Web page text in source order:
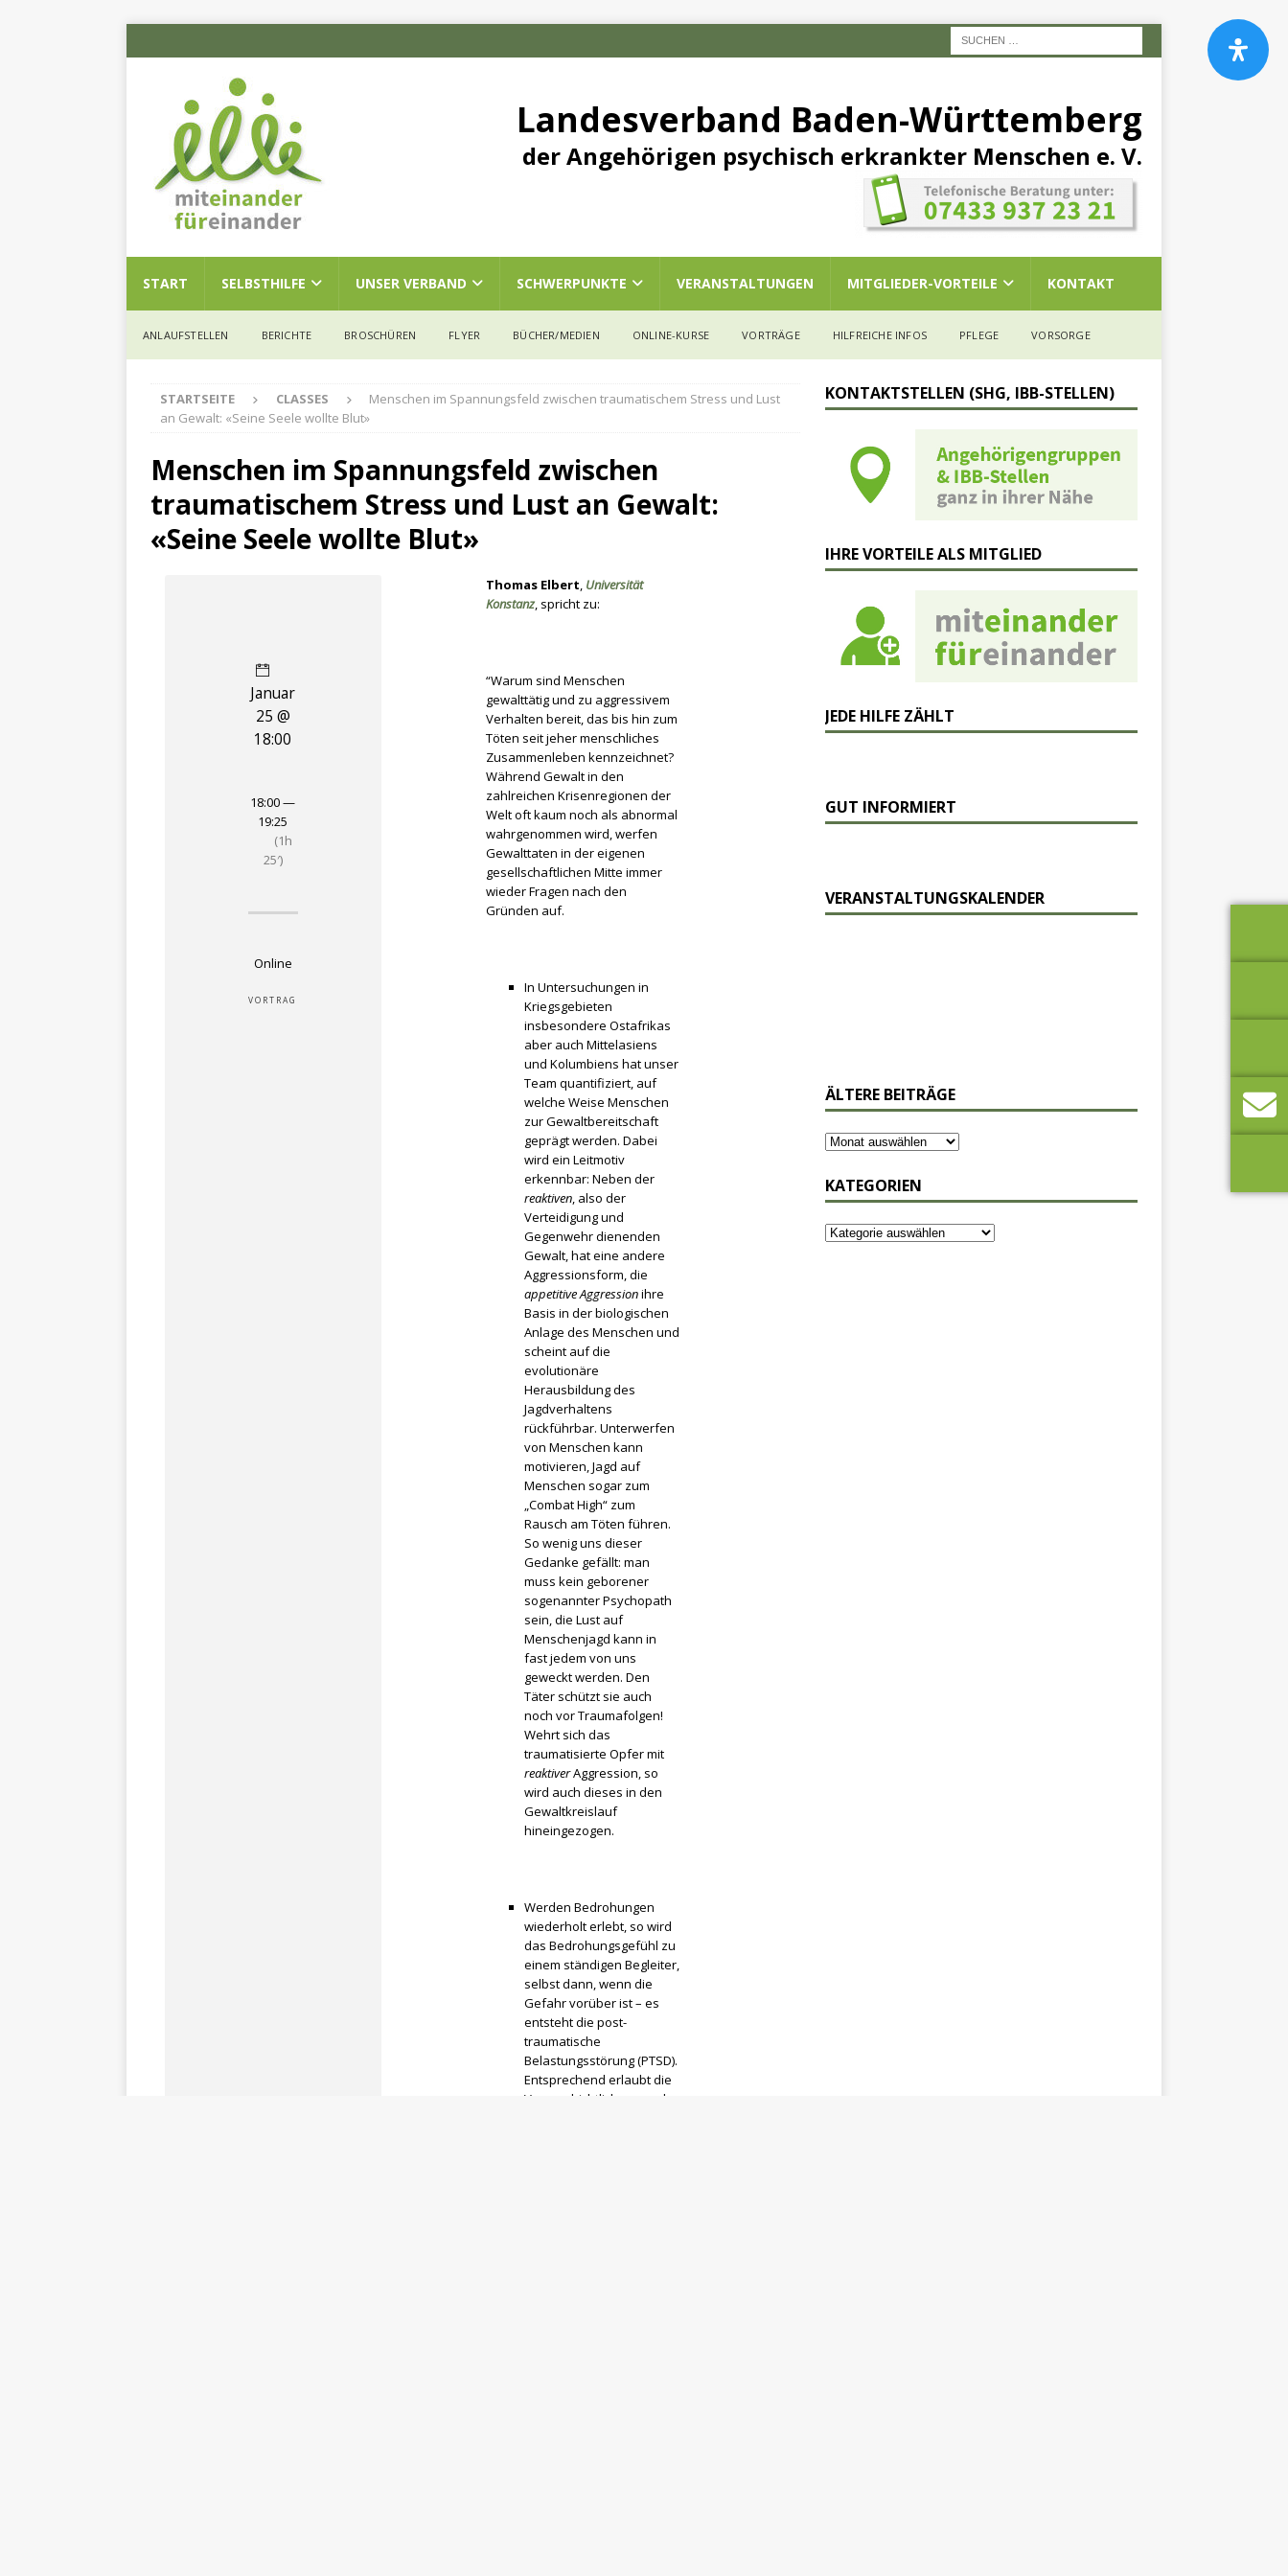
Landesverband Baden-Württemberg
der Angehörigen psychisch erkrankter Menschen e. V.
START SELBSTHILFE UNSER VERBAND SCHWERPUNKTE VERANSTALTUNGEN MITGLIEDER-VORTEILE KONTAKT
ANLAUFSTELLEN BERICHTE BROSCHÜREN FLYER BÜCHER/MEDIEN ONLINE-KURSE VORTRÄGE HILFREICHE INFOS PFLEGE VORSORGE
STARTSEITE CLASSES
Menschen im Spannungsfeld zwischen traumatischem Stress und Lust
an Gewalt: «Seine Seele wollte Blut»
Menschen im Spannungsfeld zwischen
traumatischem Stress und Lust an Gewalt:
«Seine Seele wollte Blut»
Thomas Elbert, Universität
Konstanz, spricht zu:
“Warum sind Menschen
gewalttätig und zu aggressivem
Verhalten bereit, das bis hin zum
Töten seit jeher menschliches
Zusammenleben kennzeichnet?
Während Gewalt in den
zahlreichen Krisenregionen der
Welt oft kaum noch als abnormal
wahrgenommen wird, werfen
Gewalttaten in der eigenen
gesellschaftlichen Mitte immer
wieder Fragen nach den
Gründen auf.
In Untersuchungen in
Kriegsgebieten
insbesondere Ostafrikas
aber auch Mittelasiens
und Kolumbiens hat unser
Team quantifiziert, auf
welche Weise Menschen
zur Gewaltbereitschaft
geprägt werden. Dabei
wird ein Leitmotiv
erkennbar: Neben der
reaktiven, also der
Verteidigung und
Gegenwehr dienenden
Gewalt, hat eine andere
Aggressionsform, die
appetitive Aggressionihre
Basis in der biologischen
Anlage des Menschen und
scheint auf die
evolutionäre
Herausbildung des
Jagdverhaltens
rückführbar. Unterwerfen
von Menschen kann
motivieren, Jagd auf
Menschen sogar zum
„Combat High“ zum
Rausch am Töten führen.
So wenig uns dieser
Gedanke gefällt: man
muss kein geborener
sogenannter Psychopath
sein, die Lust auf
Menschenjagd kann in
fast jedem von uns
geweckt werden. Den
Täter schützt sie auch
noch vor Traumafolgen!
Wehrt sich das
traumatisierte Opfer mit
reaktiverAggression, so
wird auch dieses in den
Gewaltkreislauf
hineingezogen.
Werden Bedrohungen
wiederholt erlebt, so wird
das Bedrohungsgefühl zu
einem ständigen Begleiter,
selbst dann, wenn die
Gefahr vorüber ist – es
entsteht die post-
traumatische
Belastungsstörung (PTSD).
Entsprechend erlaubt die
Vergeschichtlichung und
Januar
25 @
18:00
18:00 —
19:25
(1h
25′)
Online
VORTRAG
KONTAKTSTELLEN (SHG, IBB-STELLEN)
IHRE VORTEILE ALS MITGLIED
JEDE HILFE ZÄHLT
GUT INFORMIERT
VERANSTALTUNGSKALENDER
ÄLTERE BEITRÄGE
KATEGORIEN